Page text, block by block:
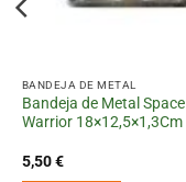
BANDEJA DE METAL
Bandeja de Metal Space
Warrior 18×12,5×1,3Cm
5,50€